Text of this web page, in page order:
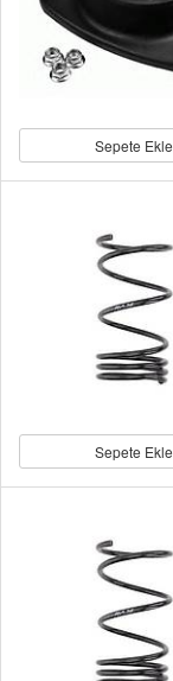
Sepete Ekle
Sepete Ekle